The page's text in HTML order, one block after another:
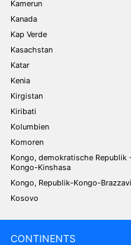
Kamerun
Kanada
Kap Verde
Kasachstan
Katar
Kenia
Kirgistan
Kiribati
Kolumbien
Komoren
Kongo, demokratische Republik
Kongo-Kinshasa
Kongo, Republik-Kongo-
Kosovo
CONTINENTS